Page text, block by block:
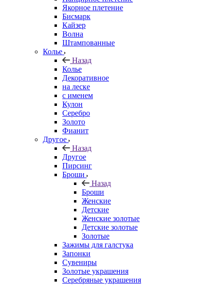
Якорное плетение
Бисмарк
Кайзер
Волна
Штампованные
Колье
Назад
Колье
Декоративное
на леске
с именем
Кулон
Серебро
Золото
Фианит
Другое
Назад
Другое
Пирсинг
Броши
Назад
Броши
Женские
Детские
Женские золотые
Детские золотые
Золотые
Зажимы для галстука
Запонки
Сувениры
Золотые украшения
Серебряные украшения